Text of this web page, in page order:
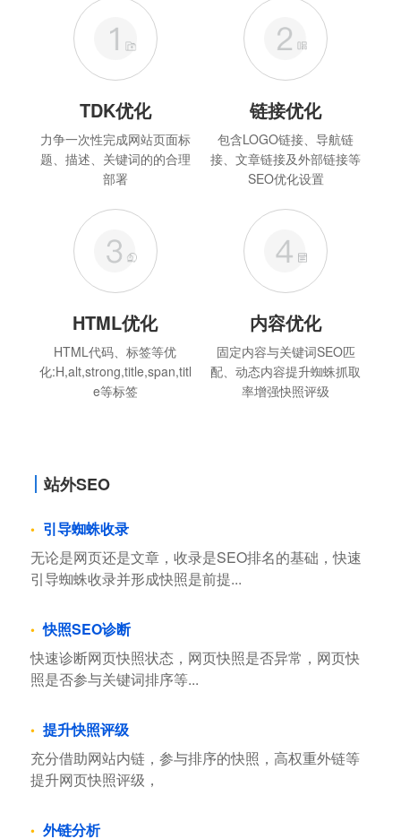
TDK优化
力争一次性完成网站页面标
题、描述、关键词的的合理
部署
链接优化
包含LOGO链接、导航链
接、文章链接及外部链接等
SEO优化设置
HTML优化
HTML代码、标签等优
化:H,alt,strong,title,span,titl
e等标签
内容优化
固定内容与关键词SEO匹
配、动态内容提升蜘蛛抓取
率增强快照评级
站外SEO
引导蜘蛛收录
无论是网页还是文章，收录是SEO排名的基础，快速
引导蜘蛛收录并形成快照是前提...
快照SEO诊断
快速诊断网页快照状态，网页快照是否异常，网页快
照是否参与关键词排序等...
提升快照评级
充分借助网站内链，参与排序的快照，高权重外链等
提升网页快照评级，
外链分析